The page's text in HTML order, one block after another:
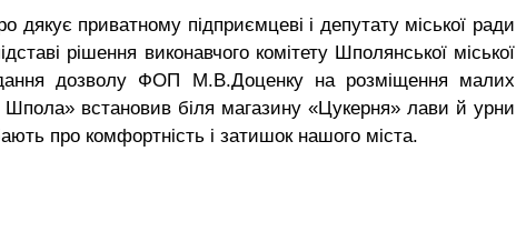
дякує приватному підприємцеві і депутату міської ради
рішення виконавчого комітету Шполянської міської
дозволу ФОП М.В.Доценку на розміщення малих
встановив біля магазину «Цукерня» лави й урни
про комфортність і затишок нашого міста.